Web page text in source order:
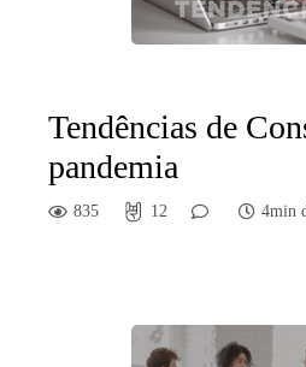
Tendências de
pandemia
835 12 4min